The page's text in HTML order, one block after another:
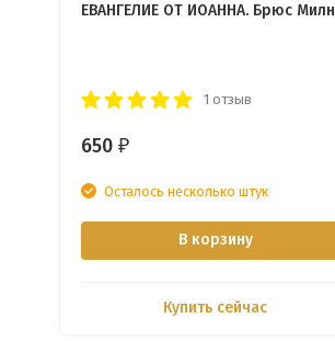
ЕВАНГЕЛИЕ ОТ ИОАННА. Брюс Милн
1 отзыв
650 ₽
Осталось несколько штук
В корзину
Купить сейчас